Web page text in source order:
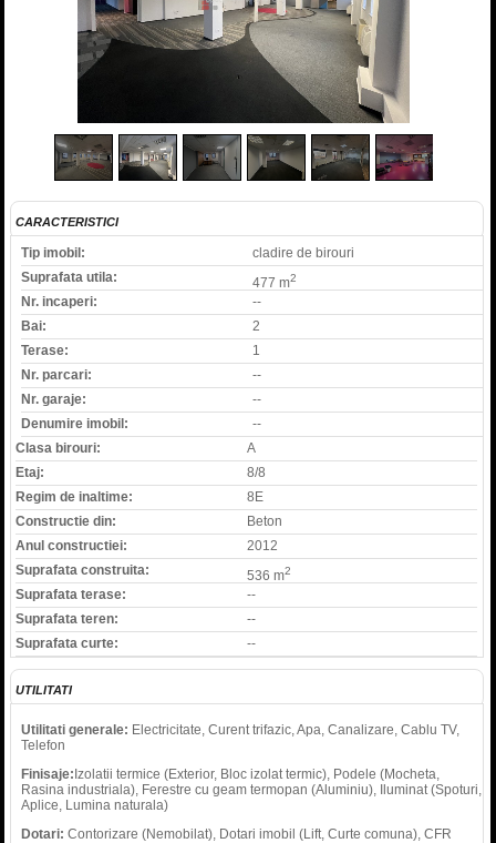
CARACTERISTICI
Tip imobil:
cladire de birouri
Suprafata utila:
477 m2
Nr. incaperi:
--
Bai:
2
Terase:
1
Nr. parcari:
--
Nr. garaje:
--
Denumire imobil:
--
Clasa birouri:
A
Etaj:
8/8
Regim de inaltime:
8E
Constructie din:
Beton
Anul constructiei:
2012
Suprafata construita:
536 m2
Suprafata terase:
--
Suprafata teren:
--
Suprafata curte:
--
UTILITATI
Utilitati generale: Electricitate, Curent trifazic, Apa, Canalizare, Cablu TV,
Telefon
Finisaje: Izolatii termice (Exterior, Bloc izolat termic), Podele (Mocheta,
Rasina industriala), Ferestre cu geam termopan (Aluminiu), Iluminat (Spoturi,
Aplice, Lumina naturala)
Dotari: Contorizare (Nemobilat), Dotari imobil (Lift, Curte comuna), CFR